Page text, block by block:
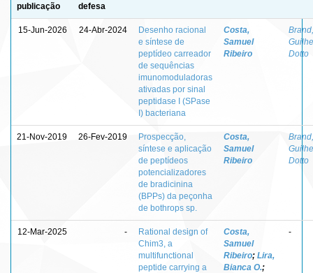
publicação
defesa
15-Jun-2026 24-Abr-2024
Desenho racional
e síntese de
peptídeo carreador
de sequências
imunomoduladoras
ativadas por sinal
peptidase I (SPase
I) bacteriana
Costa,
Samuel
Ribeiro
Brand,
Dotto
21-Nov-2019 26-Fev-2019
Prospecção,
síntese e aplicação
de peptídeos
potencializadores
de bradicinina
(BPPs) da peçonha
de bothrops sp.
Costa,
Samuel
Ribeiro
Brand,
Dotto
12-Mar-2025 -
Rational design of
Chim3, a
multifunctional
peptide carrying a
Costa,
Samuel
Ribeiro; Lira,
Bianca O.;
-